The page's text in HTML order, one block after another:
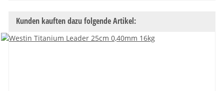
Kunden kauften dazu folgende Artikel: